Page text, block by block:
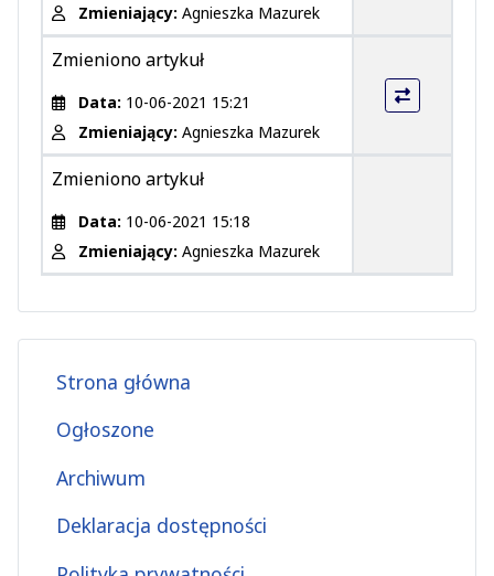
Zmieniający: Agnieszka Mazurek
Zmieniono artykuł
Data: 10-06-2021 15:21
Zmieniający: Agnieszka Mazurek
Zmieniono artykuł
Data: 10-06-2021 15:18
Zmieniający: Agnieszka Mazurek
Strona główna
Ogłoszone
Archiwum
Deklaracja dostępności